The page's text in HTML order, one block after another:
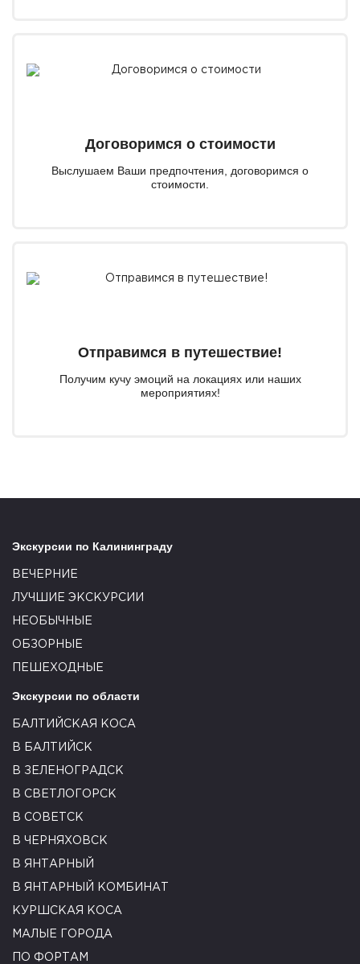
Договоримся о стоимости
Выслушаем Ваши предпочтения, договоримся о
стоимости.
Отправимся в путешествие!
Получим кучу эмоций на локациях или наших
мероприятиях!
Экскурсии по Калининграду
ВЕЧЕРНИЕ
ЛУЧШИЕ ЭКСКУРСИИ
НЕОБЫЧНЫЕ
ОБЗОРНЫЕ
ПЕШЕХОДНЫЕ
Экскурсии по области
БАЛТИЙСКАЯ КОСА
В БАЛТИЙСК
В ЗЕЛЕНОГРАДСК
В СВЕТЛОГОРСК
В СОВЕТСК
В ЧЕРНЯХОВСК
В ЯНТАРНЫЙ
В ЯНТАРНЫЙ КОМБИНАТ
КУРШСКАЯ КОСА
МАЛЫЕ ГОРОДА
ПО ФОРТАМ